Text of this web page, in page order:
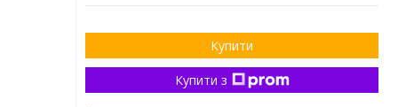
Купити
Купити з